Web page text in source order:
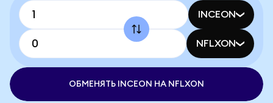
INCEON
NFLXON
ОБМЕНЯТЬ INCEON НА NFLXON